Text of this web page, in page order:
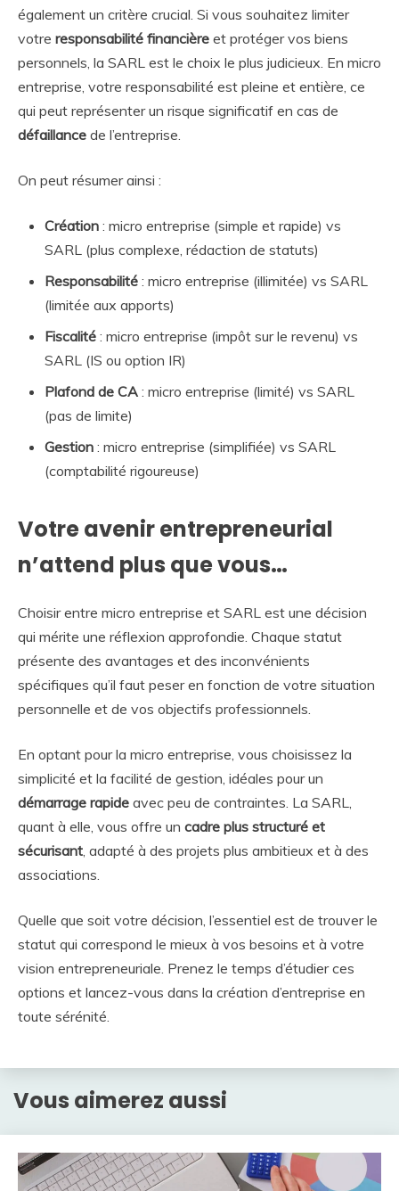
également un critère crucial. Si vous souhaitez limiter
votre responsabilité financière et protéger vos biens
personnels, la SARL est le choix le plus judicieux. En micro
entreprise, votre responsabilité est pleine et entière, ce
qui peut représenter un risque significatif en cas de
défaillance de l’entreprise.
On peut résumer ainsi :
Création : micro entreprise (simple et rapide) vs
SARL (plus complexe, rédaction de statuts)
Responsabilité : micro entreprise (illimitée) vs SARL
(limitée aux apports)
Fiscalité : micro entreprise (impôt sur le revenu) vs
SARL (IS ou option IR)
Plafond de CA : micro entreprise (limité) vs SARL
(pas de limite)
Gestion : micro entreprise (simplifiée) vs SARL
(comptabilité rigoureuse)
Votre avenir entrepreneurial
n’attend plus que vous…
Choisir entre micro entreprise et SARL est une décision
qui mérite une réflexion approfondie. Chaque statut
présente des avantages et des inconvénients
spécifiques qu’il faut peser en fonction de votre situation
personnelle et de vos objectifs professionnels.
En optant pour la micro entreprise, vous choisissez la
simplicité et la facilité de gestion, idéales pour un
démarrage rapide avec peu de contraintes. La SARL,
quant à elle, vous offre un cadre plus structuré et
sécurisant , adapté à des projets plus ambitieux et à des
associations.
Quelle que soit votre décision, l’essentiel est de trouver le
statut qui correspond le mieux à vos besoins et à votre
vision entrepreneuriale. Prenez le temps d’étudier ces
options et lancez-vous dans la création d’entreprise en
toute sérénité.
Vous aimerez aussi